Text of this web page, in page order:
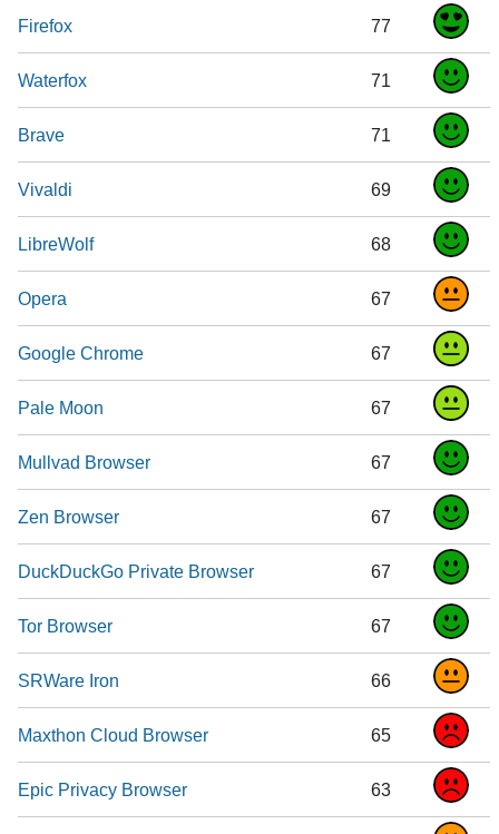
Firefox 77
Waterfox 71
Brave 71
Vivaldi 69
LibreWolf 68
Opera 67
Google Chrome 67
Pale Moon 67
Mullvad Browser 67
Zen Browser 67
DuckDuckGo Private Browser 67
Tor Browser 67
SRWare Iron 66
Maxthon Cloud Browser 65
Epic Privacy Browser 63